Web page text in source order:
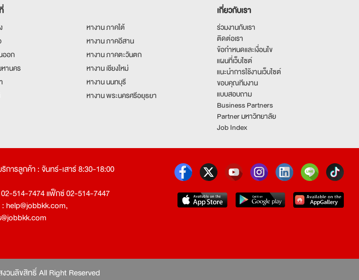
หางาน ภาคใต้
หางาน ภาคอีสาน
ออก
หางาน ภาคตะวันตก
านคร
หางาน เชียงใหม่
หางาน นนทบุรี
หางาน พระนครศรีอยุธยา
เกี่ยวกับเรา
ร่วมงานกับเรา
ติดต่อเรา
ข้อกำหนดและเงื่อนไข
แผนที่เว็บไซต์
แนะนำการใช้งานเว็บไซต์
ขอบคุณทีมงาน
แบบสอบถาม
Business Partners
Partner มหาวิทยาลัย
Job Index
การลูกค้า : จันทร์-เสาร์ 8:30-18:00
02-514-7474 แฟ็กซ์ 02-514-7447
: help@jobbkk.com,
วนลิขสิทธิ์ All Right Reserved